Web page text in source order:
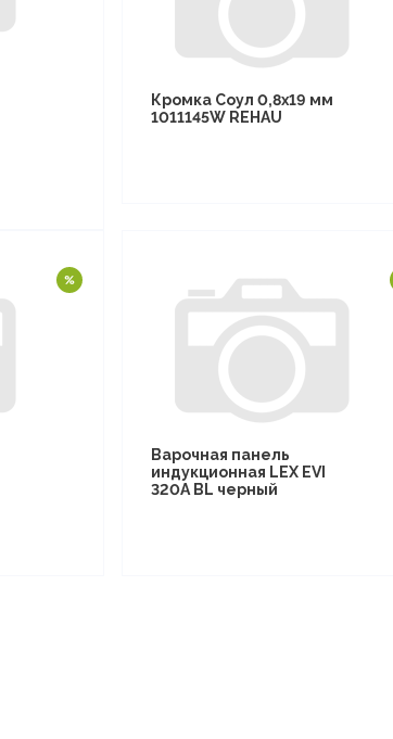
Кромка Соул 0,8х19 мм
1011145W REHAU
Варочная панель
индукционная LEX EVI
320A BL черный